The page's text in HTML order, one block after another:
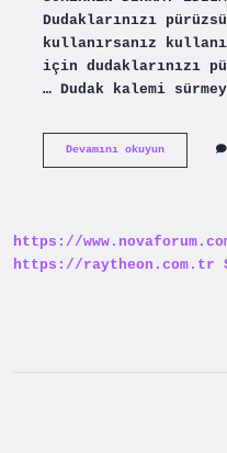
Dudaklarınızı
kullanırsanız
için dudaklarınızı
… Dudak kalemi
Devamını okuyunKırmızı
https://
https://raytheon.com.tr